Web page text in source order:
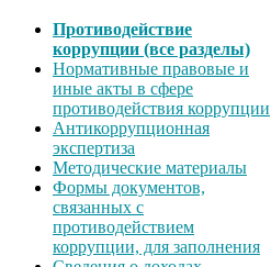
Противодействие
коррупции (все разделы)
Нормативные правовые и
иные акты в сфере
противодействия коррупции
Антикоррупционная
экспертиза
Методические материалы
Формы документов,
связанных с
противодействием
коррупции, для заполнения